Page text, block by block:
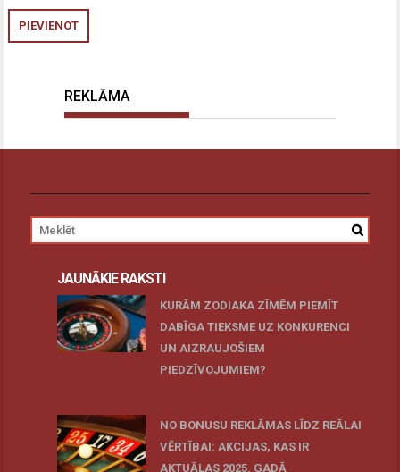
REKLĀMA
JAUNĀKIE RAKSTI
KURĀM ZODIAKA ZĪMĒM PIEMĪT
DABĪGA TIEKSME UZ KONKURENCI
UN AIZRAUJOŠIEM
PIEDZĪVOJUMIEM?
NO BONUSU REKLĀMAS LĪDZ REĀLAI
VĒRTĪBAI: AKCIJAS, KAS IR
AKTUĀLAS 2025. GADĀ